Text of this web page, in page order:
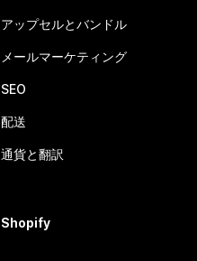
アップセルとバンドル
メールマーケティング
SEO
配送
通貨と翻訳
Shopify